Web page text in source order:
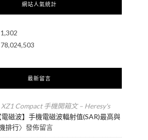
網站人氣統計
1,302
78,024,503
最新留言
Compact 手機開箱文 – Heresy's
電磁波】手機電磁波輻射值(SAR)最高與
排行〉發佈留言